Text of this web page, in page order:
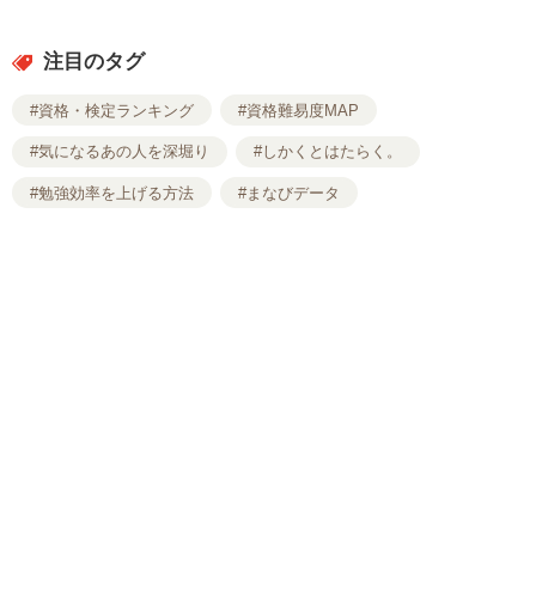
注目のタグ
#資格・検定ランキング #資格難易度MAP
#気になるあの人を深堀り #しかくとはたらく。
#勉強効率を上げる方法 #まなびデータ